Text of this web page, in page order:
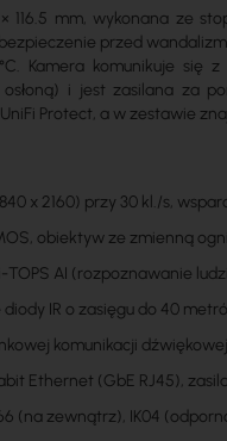
× 116.5 mm, wykonana ze
przed
Kamera komunikuje
osłoną) i jest zasilana za
Protect, a w zestawie
x 2160) przy 30 kl./s,
obiektyw ze zmienną
TOPS AI (rozpoznawanie
IR o zasięgu do 40
komunikacji
Ethernet (GbE RJ45),
(na zewnątrz), IK04